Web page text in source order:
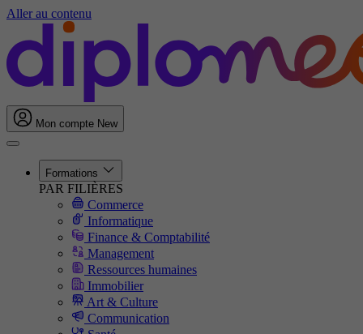
Aller au contenu
Mon compte New
Formations
PAR FILIÈRES
Commerce
Informatique
Finance & Comptabilité
Management
Ressources humaines
Immobilier
Art & Culture
Communication